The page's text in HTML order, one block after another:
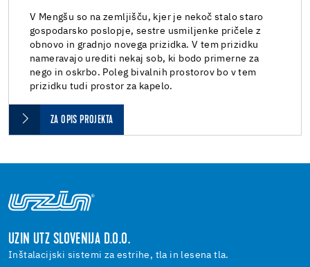
V Mengšu so na zemljišču, kjer je nekoč stalo staro
gospodarsko poslopje, sestre usmiljenke pričele z
obnovo in gradnjo novega prizidka. V tem prizidku
nameravajo urediti nekaj sob, ki bodo primerne za
nego in oskrbo. Poleg bivalnih prostorov bo v tem
prizidku tudi prostor za kapelo.
ZA OPIS PROJEKTA
UZIN UTZ SLOVENIJA D.O.O.
Inštalacijski sistemi za estrihe, tla in lesena tla.